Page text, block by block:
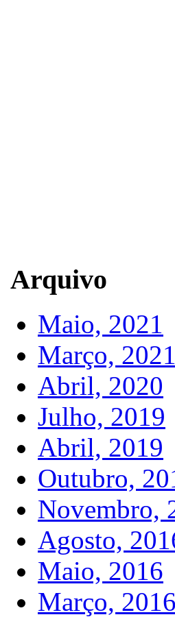
Arquivo
Maio, 2021
Março, 2021
Abril, 2020
Julho, 2019
Abril, 2019
Outubro,
Novembro,
Agosto,
Maio, 2016
Março, 2016